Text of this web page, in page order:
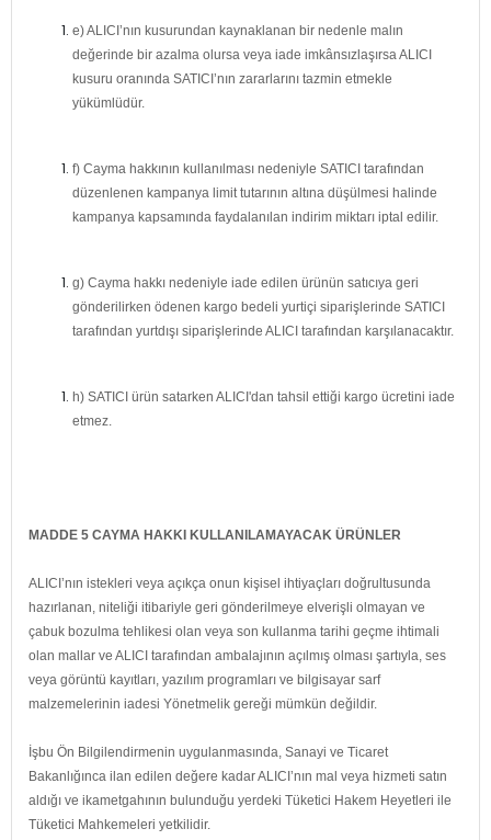
e) ALICI’nın kusurundan kaynaklanan bir nedenle malın
değerinde bir azalma olursa veya iade imkânsızlaşırsa ALICI
kusuru oranında SATICI’nın zararlarını tazmin etmekle
yükümlüdür.
f) Cayma hakkının kullanılması nedeniyle SATICI tarafından
düzenlenen kampanya limit tutarının altına düşülmesi halinde
kampanya kapsamında faydalanılan indirim miktarı iptal edilir.
g) Cayma hakkı nedeniyle iade edilen ürünün satıcıya geri
gönderilirken ödenen kargo bedeli yurtiçi siparişlerinde SATICI
tarafından yurtdışı siparişlerinde ALICI tarafından karşılanacaktır.
h) SATICI ürün satarken ALICI'dan tahsil ettiği kargo ücretini iade
etmez.
MADDE 5 CAYMA HAKKI KULLANILAMAYACAK ÜRÜNLER
ALICI’nın istekleri veya açıkça onun kişisel ihtiyaçları doğrultusunda
hazırlanan, niteliği itibariyle geri gönderilmeye elverişli olmayan ve
çabuk bozulma tehlikesi olan veya son kullanma tarihi geçme ihtimali
olan mallar ve ALICI tarafından ambalajının açılmış olması şartıyla, ses
veya görüntü kayıtları, yazılım programları ve bilgisayar sarf
malzemelerinin iadesi Yönetmelik gereği mümkün değildir.
İşbu Ön Bilgilendirmenin uygulanmasında, Sanayi ve Ticaret
Bakanlığınca ilan edilen değere kadar ALICI’nın mal veya hizmeti satın
aldığı ve ikametgahının bulunduğu yerdeki Tüketici Hakem Heyetleri ile
Tüketici Mahkemeleri yetkilidir.